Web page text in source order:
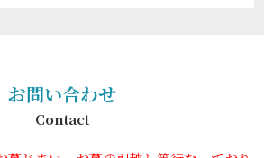
お問い合わせ
Contact